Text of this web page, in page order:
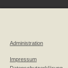
Administration
Impressum